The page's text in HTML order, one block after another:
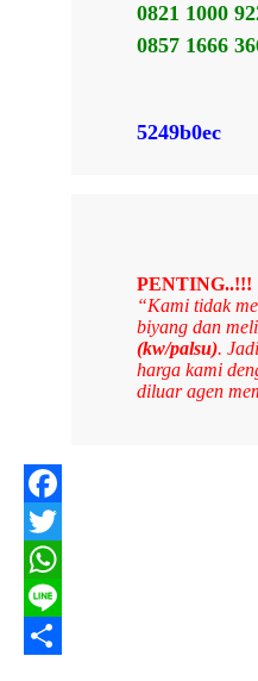
0821 1000
0857 1666
5249b0ec
PENTING..!!!
“Kami tidak
biyang dan
(kw/palsu).
harga kami
diluar agen
Facebook
Twitter
WhatsApp
Line